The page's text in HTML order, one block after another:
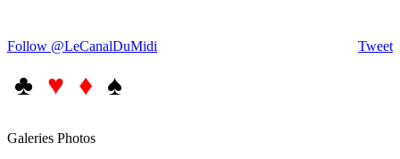
Tweet
Follow @LeCanalDuMidi
♣ ♥ ♦ ♠
Galeries Photos